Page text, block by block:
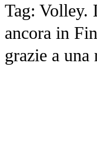
Tag: Volley.
ancora in
grazie a una